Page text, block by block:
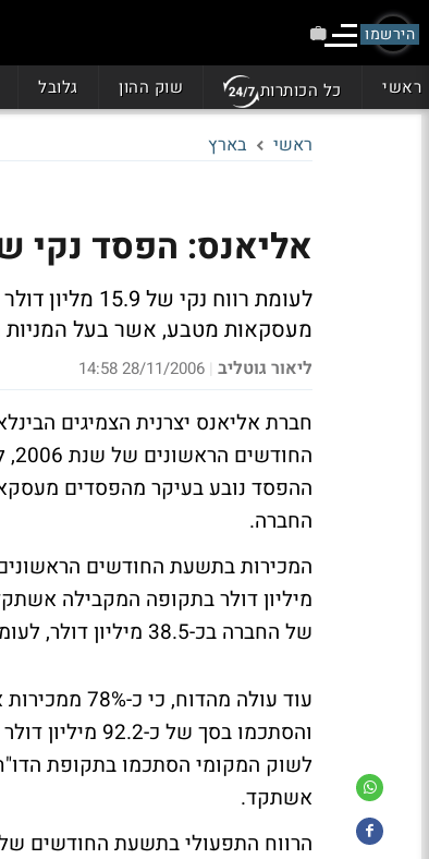
הירשמו
ראשי כל הכותרות שוק ההון גלובל
ראשי בארץ
אליאנס: הפסד נקי של 13.4 מ' ד' ב-9 החודשים של
לעומת רווח
מעסקאות מטבע, אשר בעל המניות
ליאור גוטליב |
28/11/2006 14:58
ההפסד נובע בעיקר מהפסדים
החברה.
של החברה בכ-38.5 מיליון דולר, לעומת 36 מיליון דולר ברבעון המקביל אשתקד, גידול של כ-7%.
אשתקד.